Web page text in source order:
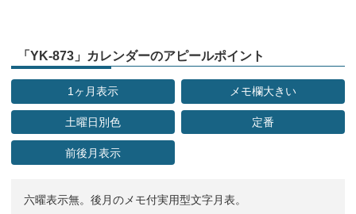
「YK-873」カレンダーのアピールポイント
1ヶ月表示 メモ欄大きい
土曜日別色 定番
前後月表示
六曜表示無。後月のメモ付実用型文字月表。